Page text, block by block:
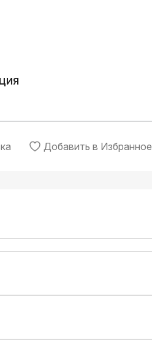
Добавить в Избранное